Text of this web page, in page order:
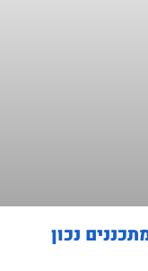
נכון